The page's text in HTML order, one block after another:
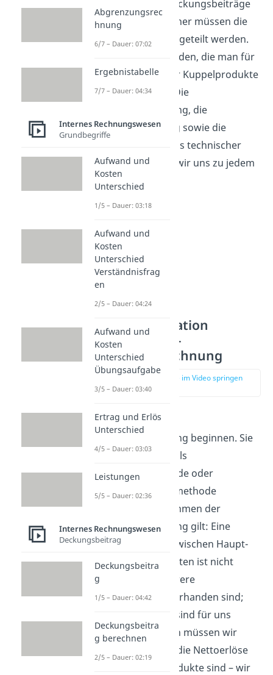
Maßgabe ihrer Deckungsbeiträge
vorzunehmen. Daher müssen die
Gesamtkosten aufgeteilt werden.
Es gibt drei Methoden, die man für
die Kalkulation der Kuppelprodukte
anwenden kann: Die
Marktwertrechnung, die
Restwertrechnung sowie die
Rechnung auf Basis technischer
Größen. Schauen wir uns zu jedem
ein Beispiel an!
Kuppelkalkulation
Berechnung –
Marktwertrechnung
zur Stelle im Video springen
(01:15)
Lass uns mit der
Marktwertrechnung beginnen. Sie
wird auch häufig als
Verteilungsmethode oder
Äquivalenzziffernmethode
bezeichnet. Im Rahmen der
Marktwertrechnung gilt: Eine
Unterscheidung zwischen Haupt-
und Nebenprodukten ist nicht
sinnvoll, weil mehrere
Hauptprodukte vorhanden sind;
alle Endprodukte sind für uns
gleichwertig. Dann müssen wir
noch wissen, was die Nettoerlöse
der jeweiligen Produkte sind – wir
Abgrenzungsrec
hnung
6/7 – Dauer: 07:02
Ergebnistabelle
7/7 – Dauer: 04:34
Internes Rechnungswesen
Grundbegriffe
Aufwand und
Kosten
Unterschied
1/5 – Dauer: 03:18
Aufwand und
Kosten
Unterschied
Verständnisfrag
en
2/5 – Dauer: 04:24
Aufwand und
Kosten
Unterschied
Übungsaufgabe
3/5 – Dauer: 03:40
Ertrag und Erlös
Unterschied
4/5 – Dauer: 03:03
Leistungen
5/5 – Dauer: 02:36
Internes Rechnungswesen
Deckungsbeitrag
Deckungsbeitra
g
1/5 – Dauer: 04:42
Deckungsbeitra
g berechnen
2/5 – Dauer: 02:19